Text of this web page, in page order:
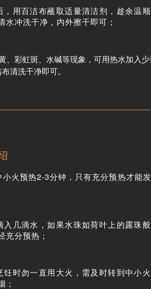
，用百洁布蘸取适量清洁剂，趁余温
水冲洗干净，内外擦干即可；
、彩虹斑、水碱等现象，可用热水加入
清洗干净即可。
火预热2-3分钟，只有充分预热才能
入几滴水，如果水珠如荷叶上的露珠
充分预热；
饪时勿一直用大火，需及时转到中小
；